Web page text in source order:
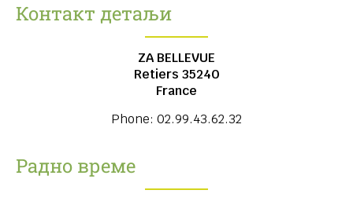
Контакт детаљи
ZA BELLEVUE
Retiers 35240
France
Phone: 02.99.43.62.32
Радно време